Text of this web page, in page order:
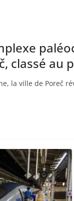
classé au
la ville de Poreč